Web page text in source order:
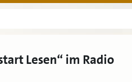
Lesen“ im Radio